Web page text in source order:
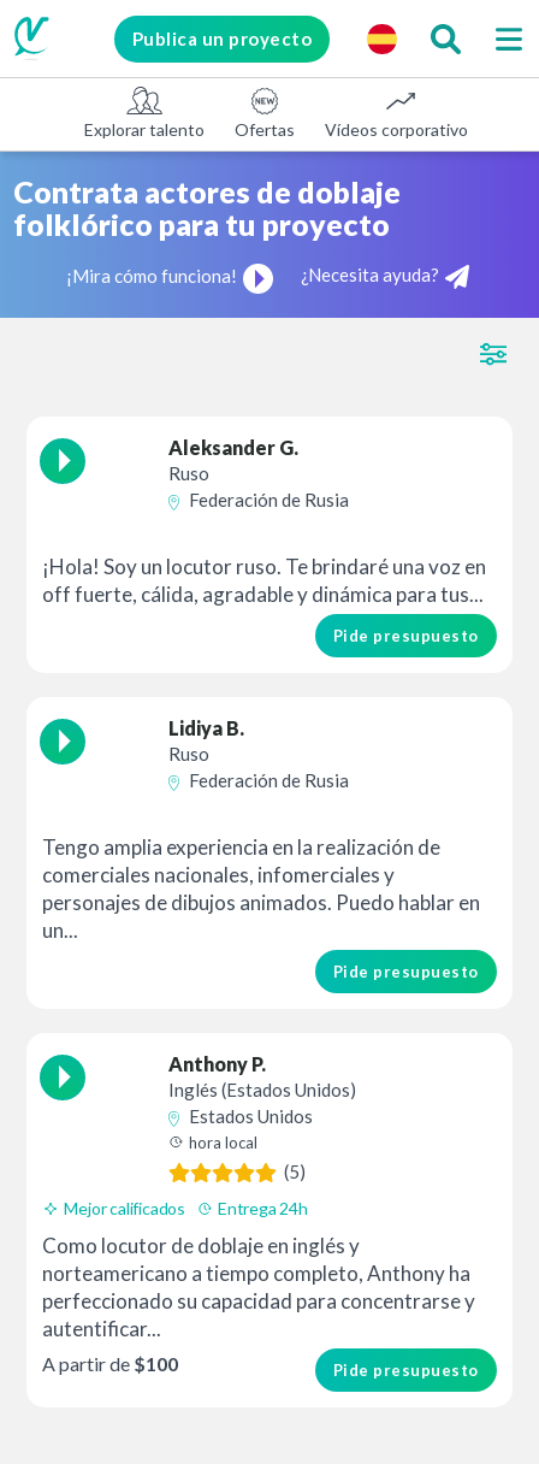
Publica un proyecto
Explorar talento Ofertas Vídeos corporativos
Contrata actores de doblaje
folklórico para tu proyecto
¡Mira cómo funciona! ¿Necesita ayuda?
Aleksander G.
Ruso
Federación de Rusia
¡Hola! Soy un locutor ruso. Te brindaré una voz en
off fuerte, cálida, agradable y dinámica para tus...
Pide presupuesto
Lidiya B.
Ruso
Federación de Rusia
Tengo amplia experiencia en la realización de
comerciales nacionales, infomerciales y
personajes de dibujos animados. Puedo hablar en
un...
Pide presupuesto
Anthony P.
Inglés (Estados Unidos)
Estados Unidos
hora local
(5)
Mejor calificados Entrega 24h
Como locutor de doblaje en inglés y
norteamericano a tiempo completo, Anthony ha
perfeccionado su capacidad para concentrarse y
autentificar...
Pide presupuesto
A partir de $100